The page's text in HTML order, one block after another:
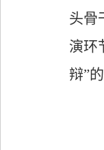
头骨
演环
辩”的